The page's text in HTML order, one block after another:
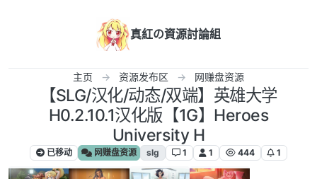
真紅の資源討論組
主页 资源发布区 网赚盘资源
【SLG/汉化/动态/双端】英雄大学
H0.2.10.1汉化版【1G】Heroes
University H
已移动 网赚盘资源 slg 1 1 444 1